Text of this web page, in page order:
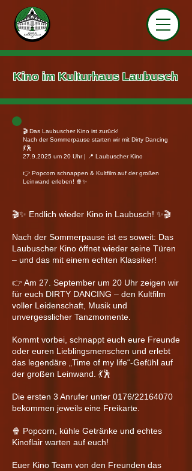
Kino im Kulturhaus Laubusch
🎬 Das Laubuscher Kino ist zurück!
Nach der Sommerpause starten wir mit Dirty Dancing
💃🕺
27.9.2025 um 20 Uhr | 📍 Laubuscher Kino
👉 Popcorn schnappen & Kultfilm auf der großen
Leinwand erleben! 🍿✨
🎬✨ Endlich wieder Kino in Laubusch! ✨🎬
Nach der Sommerpause ist es soweit: Das
Laubuscher Kino öffnet wieder seine Türen
– und das mit einem echten Klassiker!
👉 Am 27. September um 20 Uhr zeigen wir
für euch DIRTY DANCING – den Kultfilm
voller Leidenschaft, Musik und
unvergesslicher Tanzmomente.
Kommt vorbei, schnappt euch eure Freunde
oder euren Lieblingsmenschen und erlebt
das legendäre „Time of my life“-Gefühl auf
der großen Leinwand. 💃🕺
Die ersten 3 Anrufer unter 0176/22164070
bekommen jeweils eine Freikarte.
🍿 Popcorn, kühle Getränke und echtes
Kinoflair warten auf euch!
Euer Kino Team von den Freunden das